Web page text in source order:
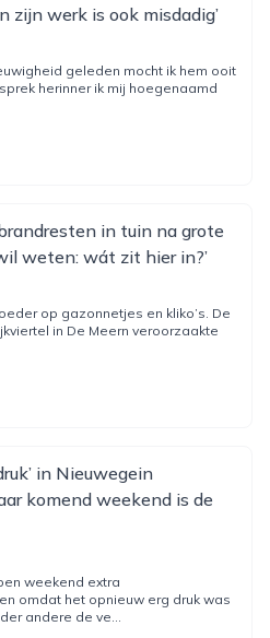
zijn werk is ook misdadig’
geleden mocht ik hem ooit
herinner ik mij hoegenaamd
in tuin na grote
weten: wát zit hier in?’
op gazonnetjes en kliko’s. De
in De Meern veroorzaakte
in Nieuwegein
komend weekend is de
weekend extra
omdat het opnieuw erg druk was
andere de ve...